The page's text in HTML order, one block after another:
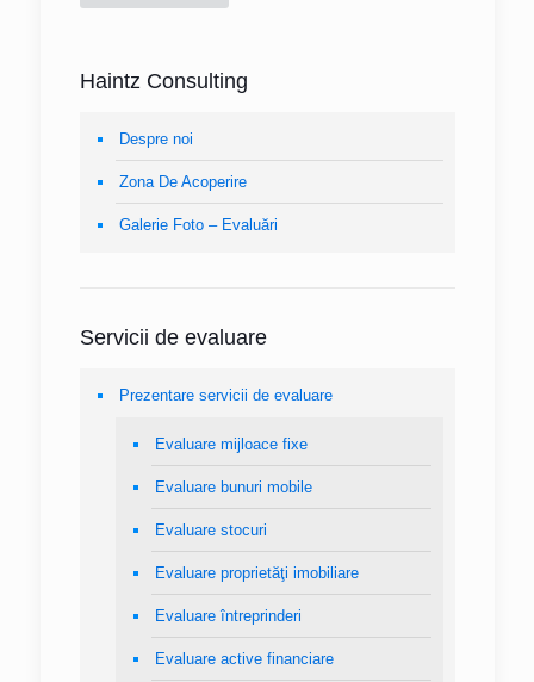
Haintz Consulting
Despre noi
Zona De Acoperire
Galerie Foto – Evaluări
Servicii de evaluare
Prezentare servicii de evaluare
Evaluare mijloace fixe
Evaluare bunuri mobile
Evaluare stocuri
Evaluare proprietăţi imobiliare
Evaluare întreprinderi
Evaluare active financiare